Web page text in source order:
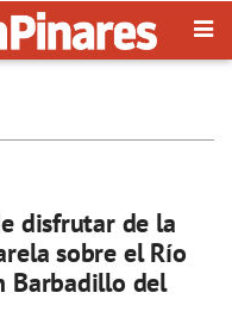
disfrutar de la
sobre el Río
Barbadillo del